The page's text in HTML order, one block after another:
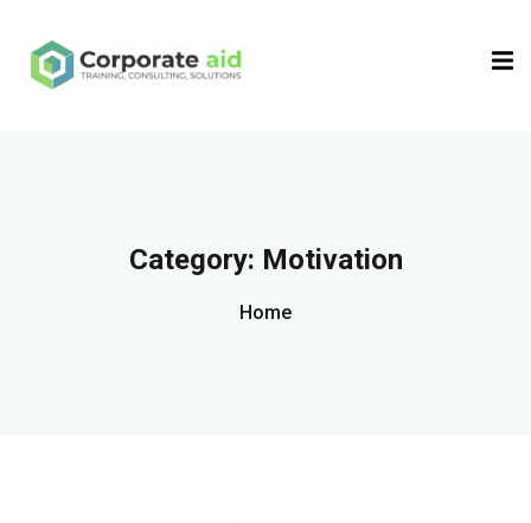
Category: Motivation
Home
Sign in